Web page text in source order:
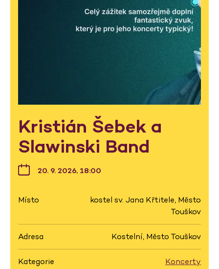
Kristián Šebek a
Slawinski Band
20. 9. 2026, 18:00
Místo
kostel sv. Jana Křtitele, Město
Touškov
Adresa Kostelní, Město Touškov
Kategorie Koncerty